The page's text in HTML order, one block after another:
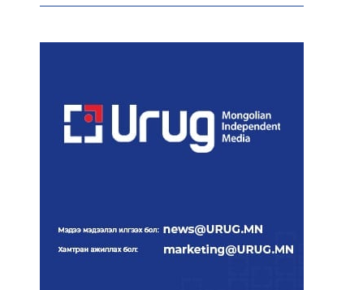
ОХУ Евро-2, Евро-3,
Евро-4 стандартын
Дуучин Рианна ургацын
баярт зориулсан
карнавалд оролцжээ